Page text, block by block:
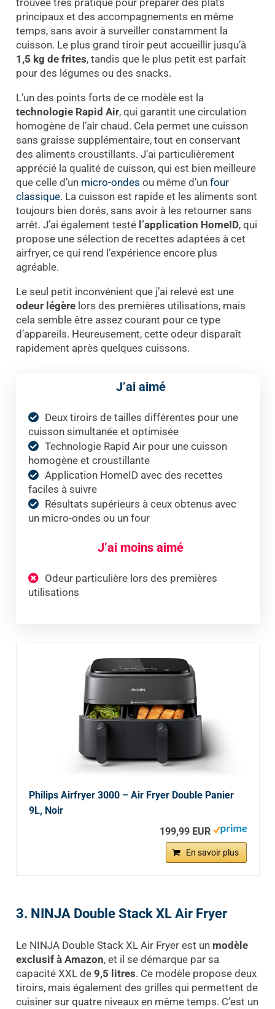
trouvée très pratique pour préparer des plats
principaux et des accompagnements en même
temps, sans avoir à surveiller constamment la
cuisson. Le plus grand tiroir peut accueillir jusqu’à
1,5 kg de frites, tandis que le plus petit est parfait
pour des légumes ou des snacks.
L’un des points forts de ce modèle est la
technologie Rapid Air, qui garantit une circulation
homogène de l’air chaud. Cela permet une cuisson
sans graisse supplémentaire, tout en conservant
des aliments croustillants. J’ai particulièrement
apprécié la qualité de cuisson, qui est bien meilleure
que celle d’un micro-ondes ou même d’un four
classique. La cuisson est rapide et les aliments sont
toujours bien dorés, sans avoir à les retourner sans
arrêt. J’ai également testé l’application HomeID, qui
propose une sélection de recettes adaptées à cet
airfryer, ce qui rend l’expérience encore plus
agréable.
Le seul petit inconvénient que j’ai relevé est une
odeur légèrelors des premières utilisations, mais
cela semble être assez courant pour ce type
d’appareils. Heureusement, cette odeur disparaît
rapidement après quelques cuissons.
J’ai aimé
Deux tiroirs de tailles différentes pour une
cuisson simultanée et optimisée
Technologie Rapid Air pour une cuisson
homogène et croustillante
Application HomeID avec des recettes
faciles à suivre
Résultats supérieurs à ceux obtenus avec
un micro-ondes ou un four
J’ai moins aimé
Odeur particulière lors des premières
utilisations
Philips Airfryer 3000 – Air Fryer Double Panier
9L, Noir
199,99 EUR
En savoir plus
3. NINJA Double Stack XL Air Fryer
Le NINJA Double Stack XL Air Fryer est un modèle
exclusif à Amazon, et il se démarque par sa
capacité XXL de 9,5 litres. Ce modèle propose deux
tiroirs, mais également des grilles qui permettent de
cuisiner sur quatre niveaux en même temps. C’est un